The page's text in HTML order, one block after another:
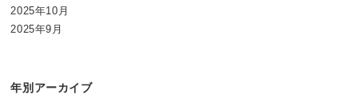
2025年10月
2025年9月
年別アーカイブ